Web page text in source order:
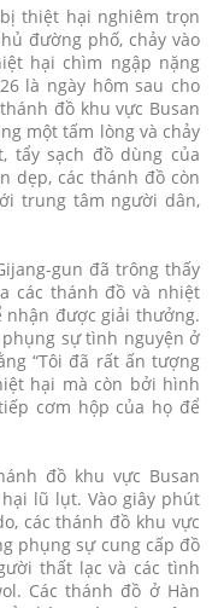
thiệt hại nghiêm trọn
đường phố, chảy vào
hại chìm ngập nặng
là ngày hôm sau cho
đồ khu vực Busan
một tấm lòng và chảy
tẩy sạch đồ dùng của
dẹp, các thánh đồ còn
trung tâm người dân,
gun đã trông thấy
các thánh đồ và nhiệt
nhận được giải thưởng.
phụng sự tình nguyện ở
“Tôi đã rất ấn tượng
hại mà còn bởi hình
cơm hộp của họ để
đồ khu vực Busan
lũ lụt. Vào giây phút
các thánh đồ khu vực
phụng sự cung cấp đồ
thất lạc và các tình
Các thánh đồ ở Hàn